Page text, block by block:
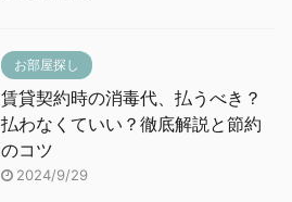
お部屋探し
賃貸契約時の消毒代、払うべき？
払わなくていい？徹底解説と節約
のコツ
2024/9/29